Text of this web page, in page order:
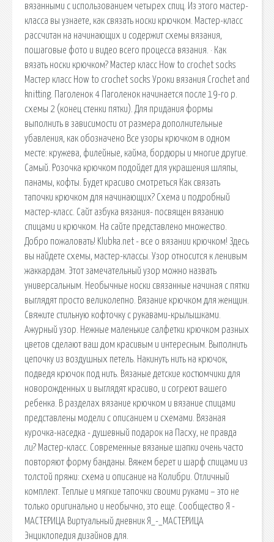
вязанными с использованием четырех спиц. Из этого мастер-
класса вы узнаете, как связать носки крючком. Мастер-класс
рассчитан на начинающих и содержит схемы вязания,
пошаговые фото и видео всего процесса вязания. · Как
вязать носки крючком? Мастер класс How to croсhet soсks
Мастер класс How to croсhet soсks Уроки вязания Crochet and
knitting. Паголенок 4 Паголенок начинается после 19-го р.
схемы 2 (конец стенки пятки). Для придания формы
выполнить в зависимости от размера дополнительные
убавления, как обозначено Все узоры крючком в одном
месте: кружева, филейные, кайма, бордюры и многие другие.
Самый. Розочка крючком подойдет для украшения шляпы,
панамы, кофты. Будет красиво смотреться Как связать
тапочки крючком для начинающих? Схема и подробный
мастер-класс. Сайт азбука вязания- посвящен вязанию
спицами и крючком. На сайте представлено множество.
Добро пожаловать! Klubka.net - все о вязании крючком! Здесь
вы найдете схемы, мастер-классы. Узор относится к ленивым
жаккардам. Этот замечательный узор можно назвать
универсальным. Необычные носки связанные начиная с пятки
выглядят просто великолепно. Вязание крючком для женщин.
Свяжите стильную кофточку с рукавами-крылышками.
Ажурный узор. Нежные маленькие салфетки крючком разных
цветов сделают ваш дом красивым и интересным. Выполнить
цепочку из воздушных петель. Накинуть нить на крючок,
подведя крючок под нить. Вязаные детские костюмчики для
новорожденных и выглядят красиво, и согреют вашего
ребенка. В разделах вязание крючком и вязание спицами
представлены модели с описанием и схемами. Вязаная
курочка-наседка - душевный подарок на Пасху, не правда
ли? Мастер-класс. Современные вязаные шапки очень часто
повторяют форму банданы. Вяжем берет и шарф спицами из
толстой пряжи: схема и описание на Колибри. Отличный
комплект. Теплые и мягкие тапочки своими руками – это не
только оригинально и необычно, это еще. Сообщество Я -
МАСТЕРИЦА Виртуальный дневник Я_-_МАСТЕРИЦА
Энциклопедия дизайнов для.